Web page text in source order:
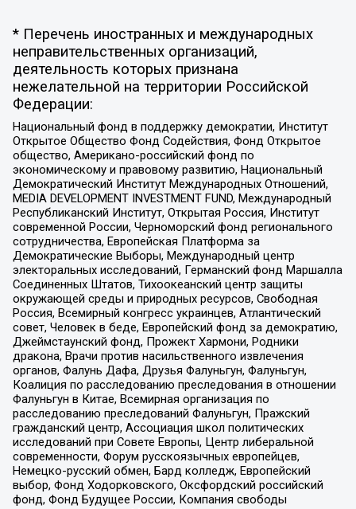
* Перечень иностранных и международных
неправительственных организаций,
деятельность которых признана
нежелательной на территории Российской
Федерации:
Национальный фонд в поддержку демократии, Институт
Открытое Общество Фонд Содействия, Фонд Открытое
общество, Американо-российский фонд по
экономическому и правовому развитию, Национальный
Демократический Институт Международных Отношений,
MEDIA DEVELOPMENT INVESTMENT FUND, Международный
Республиканский Институт, Открытая Россия, Институт
современной России, Черноморский фонд регионального
сотрудничества, Европейская Платформа за
Демократические Выборы, Международный центр
электоральных исследований, Германский фонд Маршалла
Соединенных Штатов, Тихоокеанский центр защиты
окружающей среды и природных ресурсов, Свободная
Россия, Всемирный конгресс украинцев, Атлантический
совет, Человек в беде, Европейский фонд за демократию,
Джеймстаунский фонд, Прожект Хармони, Родники
дракона, Врачи против насильственного извлечения
органов, Фалунь Дафа, Друзья Фалуньгун, Фалуньгун,
Коалиция по расследованию преследования в отношении
Фалуньгун в Китае, Всемирная организация по
расследованию преследований Фалуньгун, Пражский
гражданский центр, Ассоциация школ политических
исследований при Совете Европы, Центр либеральной
современности, Форум русскоязычных европейцев,
Немецко-русский обмен, Бард колледж, Европейский
выбор, Фонд Ходорковского, Оксфордский российский
фонд, Фонд Будущее России, Компания свободы